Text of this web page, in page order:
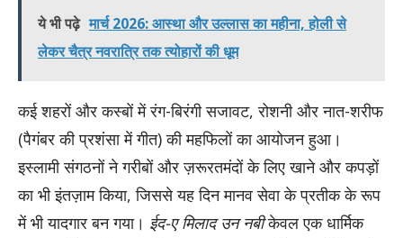
ये भी पढ़े मार्च 2026: आस्था और उल्लास का महीना, होली से
लेकर चैत्र नवरात्रि तक त्योहारों की धूम
कई शहरों और कस्बों में रंग-बिरंगी सजावट, रोशनी और नात-शरीफ
(पैगंबर की प्रशंसा में गीत) की महफिलों का आयोजन हुआ।
इस्लामी संगठनों ने गरीबों और ज़रूरतमंदों के लिए खाने और कपड़ों
का भी इंतज़ाम किया, जिससे यह दिन मानव सेवा के प्रतीक के रूप
में भी यादगार बन गया। ईद-ए मिलाद उन नबीकेवल एक धार्मिक